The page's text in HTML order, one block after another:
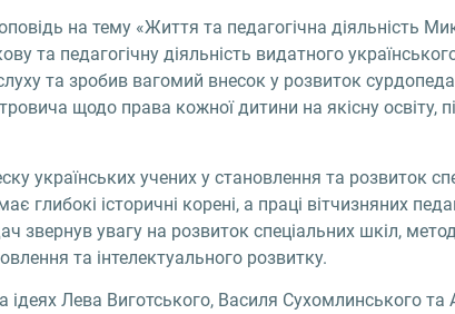
на тему «Життя та педагогічна діяльність
та педагогічну діяльність видатного
та зробив вагомий внесок у розвиток
щодо права кожної дитини на якісну освіту,
українських учених у становлення та розвиток
історичні корені, а праці вітчизняних
звернув увагу на розвиток спеціальних шкіл,
та інтелектуального розвитку.
Лева Виготського, Василя Сухомлинського та